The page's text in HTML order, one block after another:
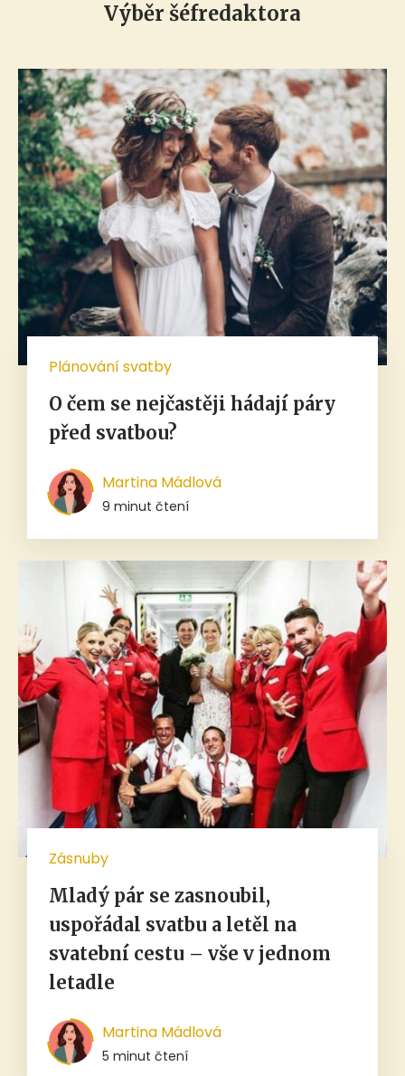
Výběr šéfredaktora
Plánování svatby
O čem se nejčastěji hádají páry
před svatbou?
Martina Mádlová
9 minut čtení
Zásnuby
Mladý pár se zasnoubil,
uspořádal svatbu a letěl na
svatební cestu – vše v jednom
letadle
Martina Mádlová
5 minut čtení